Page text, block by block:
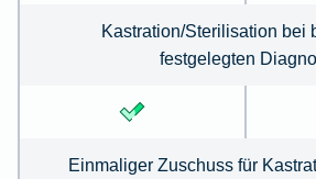
Kastration/Sterilisation bei
festgelegten
Einmaliger Zuschuss für